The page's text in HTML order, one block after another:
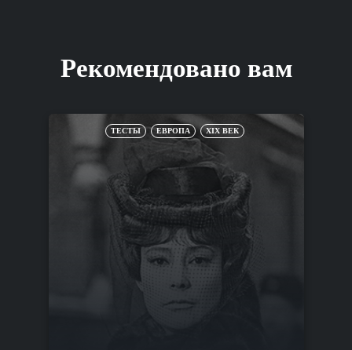
Рекомендовано вам
ТЕСТЫ ЕВРОПА XIX ВЕК